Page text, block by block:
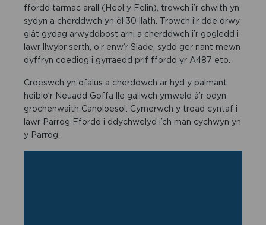
ffordd tarmac arall (Heol y Felin), trowch i’r chwith yn
sydyn a cherddwch yn ôl 30 llath. Trowch i’r dde drwy
giât gydag arwyddbost arni a cherddwch i’r gogledd i
lawr llwybr serth, o’r enw’r Slade, sydd ger nant mewn
dyffryn coediog i gyrraedd prif ffordd yr A487 eto.
Croeswch yn ofalus a cherddwch ar hyd y palmant
heibio’r Neuadd Goffa lle gallwch ymweld â’r odyn
grochenwaith Canoloesol. Cymerwch y troad cyntaf i
lawr Parrog Ffordd i ddychwelyd i’ch man cychwyn yn
y Parrog.